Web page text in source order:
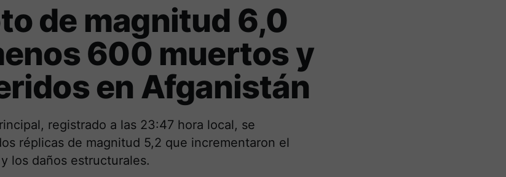
de magnitud 6,0
600 muertos y
en Afganistán
registrado a las 23:47 hora local, se
réplicas de magnitud 5,2 que incrementaron el
los daños estructurales.